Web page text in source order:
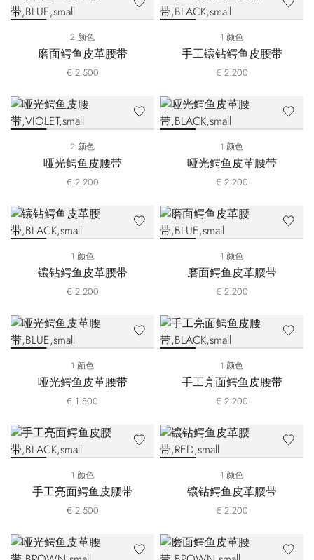
2 颜色
磨面鳄鱼皮革腰带
€ 2.500
1 颜色
手工镶钻鳄鱼皮腰带
€ 2.200
2 颜色
哑光鳄鱼皮腰带
€ 2.200
1 颜色
哑光鳄鱼皮革腰带
€ 2.200
1 颜色
镶钻鳄鱼皮革腰带
€ 2.200
1 颜色
磨面鳄鱼皮革腰带
€ 2.200
1 颜色
哑光鳄鱼皮革腰带
€ 1.800
1 颜色
手工亮面鳄鱼皮腰带
€ 2.200
1 颜色
手工亮面鳄鱼皮腰带
€ 2.500
1 颜色
镶钻鳄鱼皮革腰带
€ 2.200